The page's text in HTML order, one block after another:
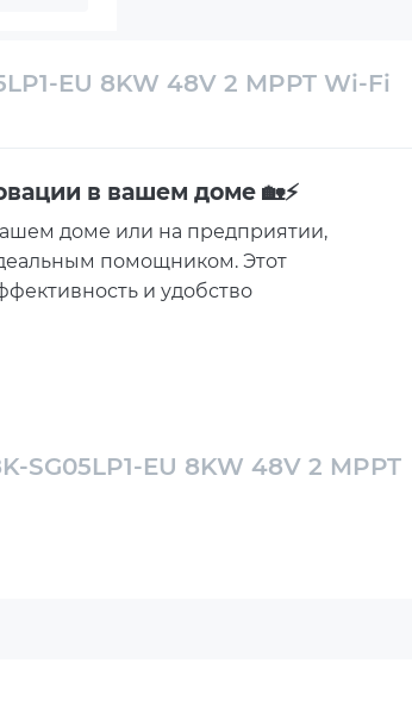
EU 8KW 48V 2 MPPT Wi-Fi
в вашем доме 🏡⚡
доме или на предприятии,
помощником. Этот
и удобство
работы от 150 до 425 V.
солнечную энергию.
SG05LP1-EU 8KW 48V 2 MPPT